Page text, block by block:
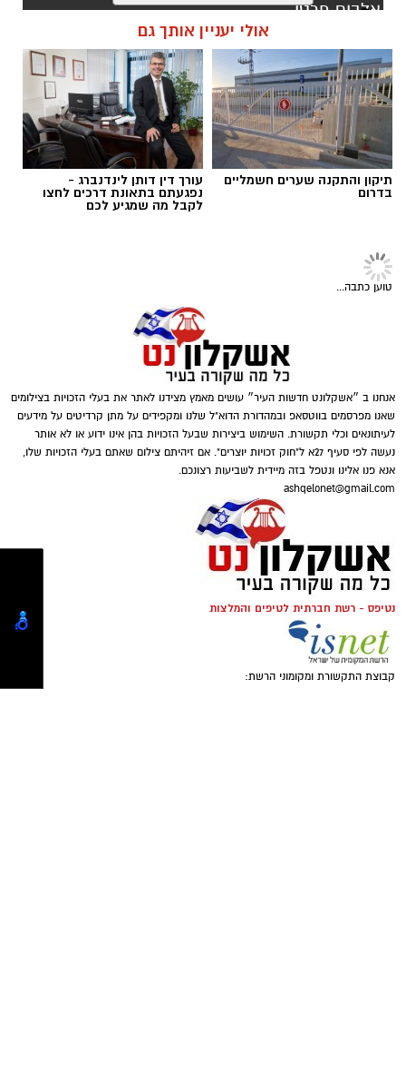
מקום שישי פרץ בוני הנגב ויגאל דימרי עם 0.4%
במקום השביעי מרדכי אלון עם 0.2%.
שאר הקבלנים לא קיבלו קולות.
להורדת האפליקציה לחצו כאן
אלבום פרטי
השעה 04:00 לפנות בוקר, השעה בה אני מתחילה
את היום.. לא איזה סופרוומן חרוצה..אני רואה
בשינה בזבוז זמן...והאמת, באמת, נראה לי בנוסף
נדודי שינה של גיל מתקדם..
אז במקום להתהפך מצד לצד..לבהות בתיקרה..אני
יוצאת לצעידת בוקר
השקט והאויר הקריר לפנות בוקר עושים לי את זה
אני קמה במרץ עולה על מדי הספורט שלי....
פלייליסט מתנגן לי באוזניות במגוון קולות ושלל
סגנונות, ואני, יוצאת שמחה וטובת לב לצעידה..
יש המון יתרונות לצאת לספורט לפני הזריחה..
חשוך בחוץ אין נפש חיה
אני שרה ומזייפת בקולי קולות..אף אחד לא
אולי יעניין אותך גם
תיקון והתקנה שערים חשמליים
בדרום
עורך דין דותן לינדנברג -
נפגעתם בתאונת דרכים לחצו
לקבל מה שמגיע לכם
טוען כתבה...
אנחנו ב ״אשקלונט חדשות העיר״ עושים מאמץ מצידנו לאתר את בעלי הזכויות בצילומים
שאנו מפרסמים בווטסאפ ובמהדורת הדוא"ל שלנו ומקפידים על מתן קרדיטים על מידעים
לעיתונאים וכלי תקשורת. השימוש ביצירות שבעל הזכויות בהן אינו ידוע או לא אותר
נעשה לפי סעיף 27א ל"חוק זכויות יוצרים". אם זיהיתם צילום שאתם בעלי הזכויות שלו,
אנא פנו אלינו ונטפל בזה מיידית לשביעות רצונכם.
ashqelonet@gmail.com
נטיפס - רשת חברתית לטיפים והמלצות
קבוצת התקשורת ומקומוני הרשת: